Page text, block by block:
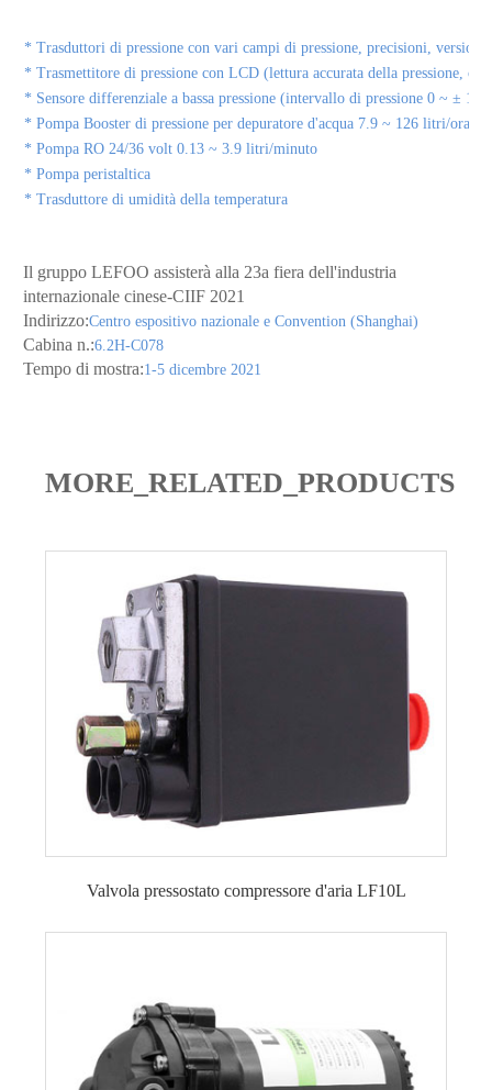
* Trasduttori di pressione con vari campi di pressione, precisioni, versioni
* Trasmettitore di pressione con LCD (lettura accurata della pressione,
* Sensore differenziale a bassa pressione (intervallo di pressione 0 ~ ±
* Pompa Booster di pressione per depuratore d'acqua 7.9 ~ 126 litri/ora
* Pompa RO 24/36 volt 0.13 ~ 3.9 litri/minuto
* Pompa peristaltica
* Trasduttore di umidità della temperatura
Il gruppo LEFOO assisterà alla 23a fiera dell'industria
internazionale cinese-CIIF 2021
Indirizzo:Centro espositivo nazionale e Convention (Shanghai)
Cabina n.:6.2H-C078
Tempo di mostra:1-5 dicembre 2021
MORE_RELATED_PRODUCTS
Valvola pressostato compressore d'aria LF10L